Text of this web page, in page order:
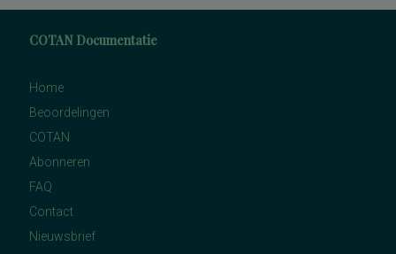
COTAN Documentatie
Home
Beoordelingen
COTAN
Abonneren
FAQ
Contact
Nieuwsbrief